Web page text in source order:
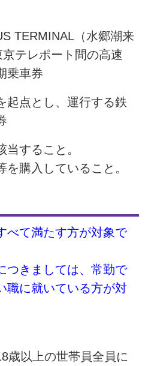
TERMINAL（水郷潮来
テレポート間の高速
乗車券
起点とし、運行する鉄
すること。
購入していること。
べて満たす方が対象で
つきましては、常勤で
職に就いている方が対
歳以上の世帯員全員に